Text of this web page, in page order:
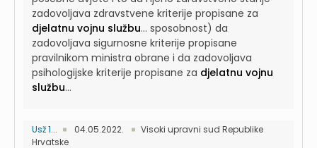
zadovoljava zdravstvene kriterije propisane za
djelatnu vojnu službu... sposobnost) da
zadovoljava sigurnosne kriterije propisane
pravilnikom ministra obrane i da zadovoljava
psihologijske kriterije propisane za djelatnu vojnu
službu...
Usž 1... 04.05.2022.
Visoki upravni sud Republike
Hrvatske